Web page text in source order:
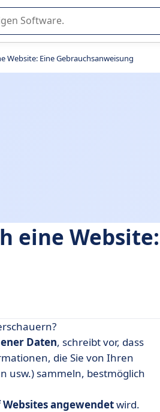
von SaaS-Software in Unternehmen.
Website: Eine Gebrauchsanweisung
eine Website:
Daten, schreibt vor, dass
die Sie von Ihren
usw.) sammeln, bestmöglich
Websites angewendetwird.